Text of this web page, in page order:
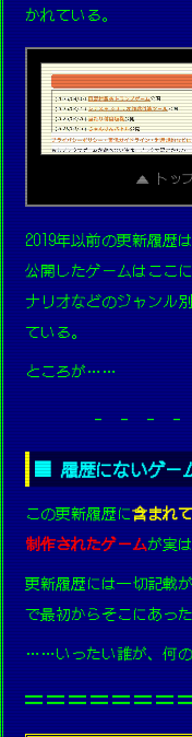
かれている。
▲ トッ
2019年以前の更新履歴
公開したゲームはここ
ナリオなどのジャンル
ている。
ところが……
- - - -
■ 履歴にないゲー
この更新履歴に含まれ
制作されたゲームが実
更新履歴には一切記載
で最初からそこにあっ
……いったい誰が、何